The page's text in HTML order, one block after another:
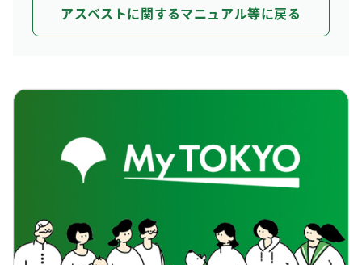
アスベストに関するマニュアル等に戻る